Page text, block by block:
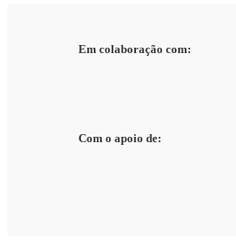
Em colaboração com:
Com o apoio de: